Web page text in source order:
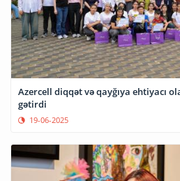
Azercell diqqət və qayğıya ehtiyacı
gətirdi
19-06-2025